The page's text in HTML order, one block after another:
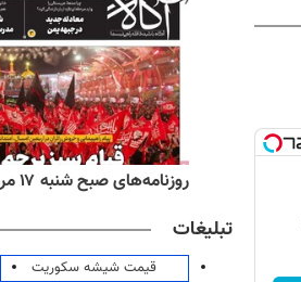
روزنامه‌های صبح شنبه ۱۷ مرداد ۱۴۰۵
تبلیغات
قیمت شیشه سکوریت